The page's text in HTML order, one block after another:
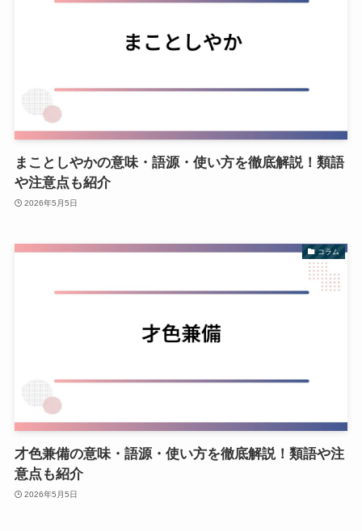
まことしやかの意味・語源・使い方を徹底解説！類語
や注意点も紹介
2026年5月5日
コラム
才色兼備の意味・語源・使い方を徹底解説！類語や注
意点も紹介
2026年5月5日